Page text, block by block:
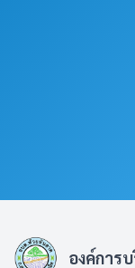
องค์การ